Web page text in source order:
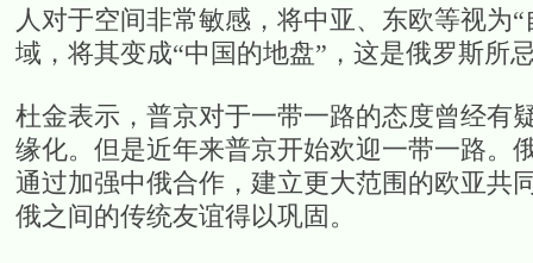
人对于空间非常敏感，将中亚、东欧等视为
域，将其变成“中国的地盘”，这是俄罗斯所
杜金表示，普京对于一带一路的态度曾经有
缘化。但是近年来普京开始欢迎一带一路。
通过加强中俄合作，建立更大范围的欧亚共
俄之间的传统友谊得以巩固。